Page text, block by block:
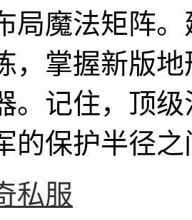
局魔法矩阵
，掌握新版
。记住，顶
的保护半径之
私服